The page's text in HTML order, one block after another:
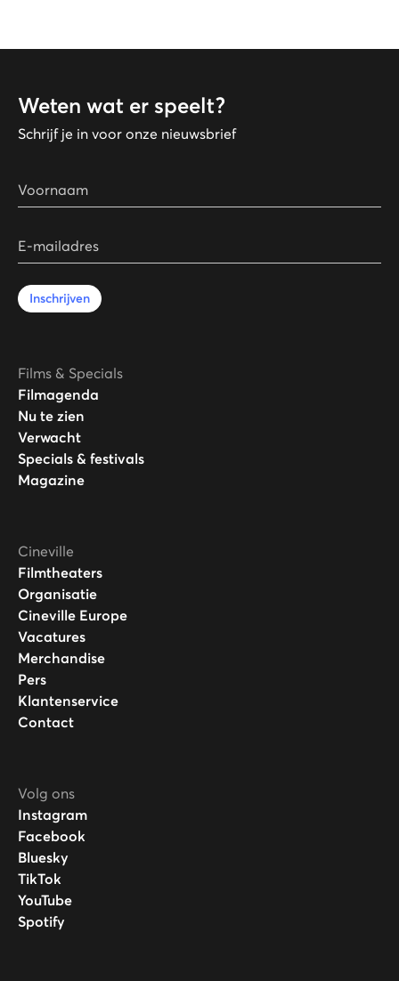
Weten wat er speelt?
Schrijf je in voor onze nieuwsbrief
Voornaam
E-mailadres
Inschrijven
Films & Specials
Filmagenda
Nu te zien
Verwacht
Specials & festivals
Magazine
Cineville
Filmtheaters
Organisatie
Cineville Europe
Vacatures
Merchandise
Pers
Klantenservice
Contact
Volg ons
Instagram
Facebook
Bluesky
TikTok
YouTube
Spotify